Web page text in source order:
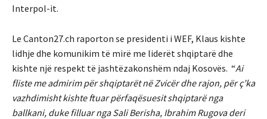
Interpol-it.
Le Canton27.ch raporton se presidenti i WEF, Klaus kishte
lidhje dhe komunikim të mirë me liderët shqiptarë dhe
kishte një respekt të jashtëzakonshëm ndaj Kosovës. “Ai
fliste me admirim për shqiptarët në Zvicër dhe rajon, për ç’ka
vazhdimisht kishte ftuar përfaqësuesit shqiptarë nga
ballkani, duke filluar nga Sali Berisha, Ibrahim Rugova deri